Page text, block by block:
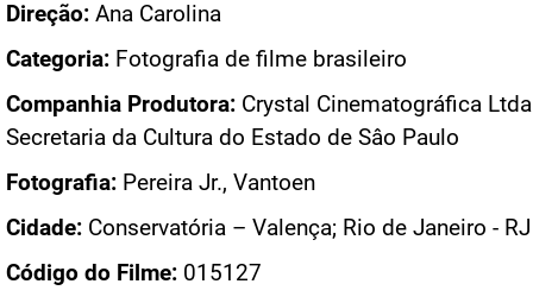
Direção: Ana Carolina
Categoria: Fotografia de filme brasileiro
Companhia Produtora: Crystal Cinematográfica
Secretaria da Cultura do Estado de Sâo Paulo
Fotografia: Pereira Jr., Vantoen
Cidade: Conservatória – Valença; Rio de Janeiro - RJ
Código do Filme: 015127